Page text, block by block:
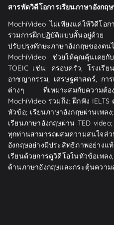
สารพัดวิดีโอการเรียนภาษาอังก
MochiVideo ไม่เพียงแค่ให้วิดีโอ
รวมการฝึกปฏิบัติแบบสั้นอยู่ด้
ปรับปรุงทักษะภาษาอังกฤษข
MochiVideo ช่วยให้คุณคุ้นเคยกั
TOEIC เช่น: ครอบครัว, โรงเรี
อาชญากรรม, เศรษฐศาสตร์, กา
ต่างๆ ที่เหมาะสมกับความต้
MochiVideo รวมถึง: ฝึกฟัง
หัวข้อ; เรียนภาษาอังกฤษผ่านเพล
เรียนภาษาอังกฤษผ่าน TED
ทุกท่านสามารถผสมความสนใจส่
อังกฤษอย่างมีประสิทธิภาพอย่า
เรียนด้วยการดูวิดีโอในหัวข้อเพ
ด้านภาษาอังกฤษและกระตุ้นความ